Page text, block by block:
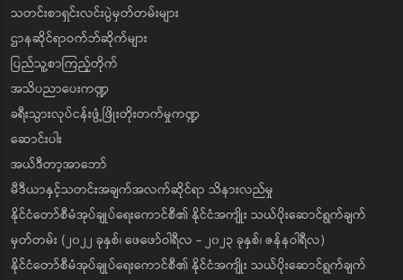
သတင်းစာရှင်းလင်းပွဲမှတ်တမ်းများ
ဌာနဆိုင်ရာဝက်ဘ်ဆိုက်များ
ပြည်သူ့စာကြည့်တိုက်
အသိပညာပေးကဏ္ဍ
ခရီးသွားလုပ်ငန်းဖွံ့ဖြိုးတိုးတက်မှုကဏ္ဍ
ဆောင်းပါး
အယ်ဒီတာ့အာဘော်
မီဒီယာနှင့်သတင်းအချက်အလက်ဆိုင်ရာ သိနားလည်မှု
နိုင်ငံတော်စီမံအုပ်ချုပ်ရေးကောင်စီ၏ နိုင်ငံအကျိုး သယ်ပိုးဆောင်ရွက်ချက်
မှတ်တမ်း (၂၀၂၂ ခုနှစ်၊ ဖေဖော်ဝါရီလ - ၂၀၂၃ ခုနှစ်၊ ဇန်နဝါရီလ)
နိုင်ငံတော်စီမံအုပ်ချုပ်ရေးကောင်စီ၏ နိုင်ငံအကျိုး သယ်ပိုးဆောင်ရွက်ချက်